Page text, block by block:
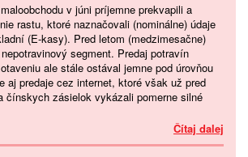
v júni príjemne prekvapili a
rastu, ktoré naznačovali (nominálne) údaje
(E-kasy). Pred letom (medzimesačne)
segment. Predaj potravín
ale stále ostával jemne pod úrovňou
aj predaje cez internet, ktoré však už pred
čínskych zásielok vykázali pomerne silné
Čítaj dalej